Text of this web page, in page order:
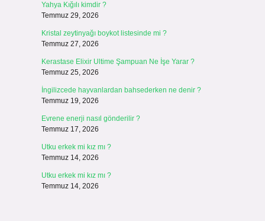
Yahya Kığılı kimdir ?
Temmuz 29, 2026
Kristal zeytinyağı boykot listesinde mi ?
Temmuz 27, 2026
Kerastase Elixir Ultime Şampuan Ne İşe Yarar ?
Temmuz 25, 2026
İngilizcede hayvanlardan bahsederken ne denir ?
Temmuz 19, 2026
Evrene enerji nasıl gönderilir ?
Temmuz 17, 2026
Utku erkek mi kız mı ?
Temmuz 14, 2026
Utku erkek mi kız mı ?
Temmuz 14, 2026